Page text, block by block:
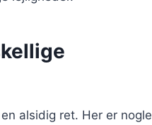
alsidig ret. Her er nogle